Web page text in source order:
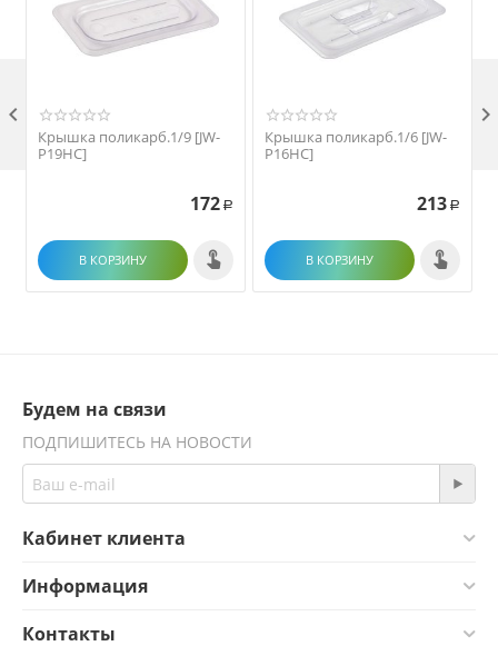
Крышка поликарб.1/9 [JW-
P19HC]
172 Р
В КОРЗИНУ
Крышка поликарб.1/6 [JW-
P16HC]
213 Р
В КОРЗИНУ
 
Будем на связи
ПОДПИШИТЕСЬ НА НОВОСТИ
Кабинет клиента
Информация
Контакты